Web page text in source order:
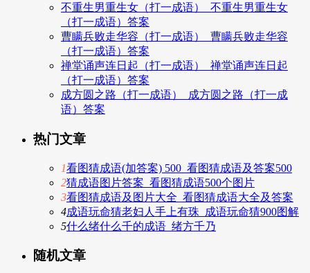
不重生男重生女（打一成语）_不重生男重生女
（打一成语）答案
曹瞒兵败走华容（打一成语）_曹瞒兵败走华容
（打一成语）答案
禅堂诵声连日起（打一成语）_禅堂诵声连日起
（打一成语）答案
成方圆之路（打一成语）_成方圆之路（打一成
语）答案
热门文章
1看图猜成语(加答案) 500_看图猜成语及答案500
2猜成语图片答案_看图猜成语500个图片
3看图猜成语及图片大全_看图猜成语大全及答案
4成语玩命猜老妇人手上有珠_成语玩命猜900图解
5什么绪什么千的成语_绪方千乃
随机文章